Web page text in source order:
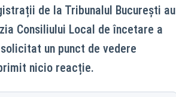
de la Tribunalul București au
Consiliului Local de încetare a
un punct de vedere
nicio reacție.